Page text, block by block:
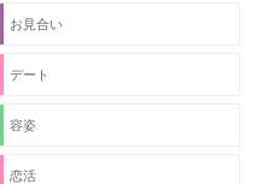
お見合い
デート
容姿
恋活